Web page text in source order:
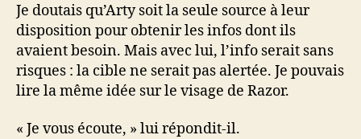
Je doutais qu’Arty soit la seule source à leur
disposition pour obtenir les infos dont ils
avaient besoin. Mais avec lui, l’info serait sans
risques : la cible ne serait pas alertée. Je pouvais
lire la même idée sur le visage de Razor.
« Je vous écoute, » lui répondit-il.